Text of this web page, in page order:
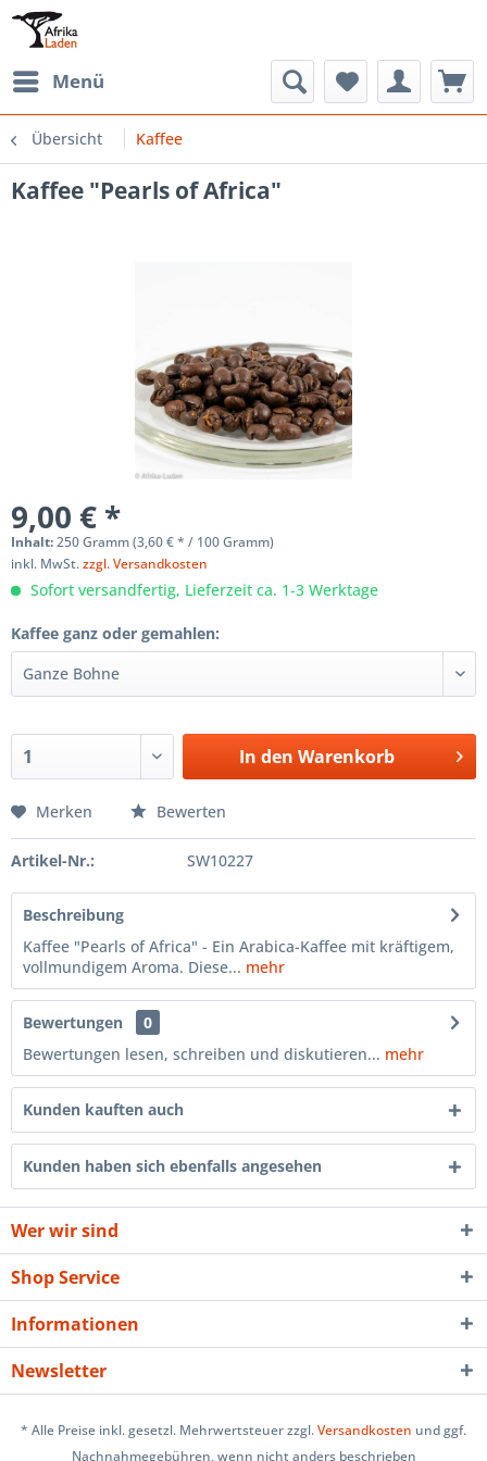
Menü
Übersicht Kaffee
Kaffee "Pearls of Africa"
9,00 € *
Inhalt:250 Gramm (3,60 € * / 100 Gramm)
inkl. MwSt.zzgl. Versandkosten
Sofort versandfertig, Lieferzeit ca. 1-3 Werktage
Kaffee ganz oder gemahlen:
In den Warenkorb
Merken Bewerten
Artikel-Nr.: SW10227
Beschreibung
Kaffee "Pearls of Africa" - Ein Arabica-Kaffee mit kräftigem,
vollmundigem Aroma. Diese... mehr
Bewertungen
0
Bewertungen lesen, schreiben und diskutieren... mehr
Kunden kauften auch
Kunden haben sich ebenfalls angesehen
Wer wir sind
Shop Service
Informationen
Newsletter
* Alle Preise inkl. gesetzl. Mehrwertsteuer zzgl.Versandkosten und ggf.
Nachnahmegebühren, wenn nicht anders beschrieben